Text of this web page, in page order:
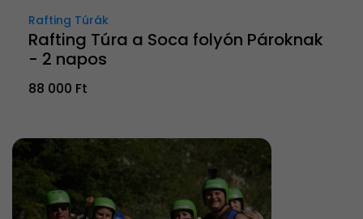
Rafting Túrák
Rafting Túra a Soca folyón Pároknak
- 2 napos
88 000 Ft